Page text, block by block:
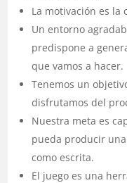
La motivación es la
Un entorno
predispone a
que vamos a hacer.
Tenemos un
disfrutamos del
Nuestra meta es
pueda producir
como escrita.
El juego es una